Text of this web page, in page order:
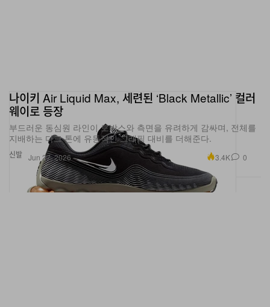
신발
나이키 Air Liquid Max, 세련된 ‘Black Metallic’ 컬러
웨이로 등장
부드러운 동심원 라인이 토박스와 측면을 유려하게 감싸며, 전체를
지배하는 다크 톤에 유동적인 그래픽 대비를 더해준다.
Jun 27, 2026 3.4K 0